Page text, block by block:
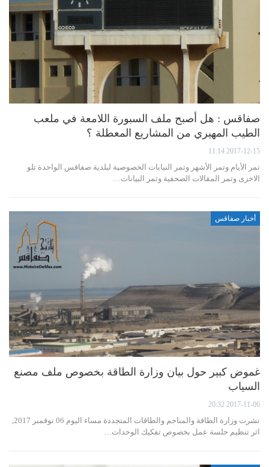
صفاقس : هل أصبح ملف السبورة اللامعة في ملعب
الطيب المهيري من المشاريع المعطلة ؟
2017-12-15 11:14
تمر الأيام وتمر الأشهر وتمر النيابات الخصوصية لبلدية صفاقس الواحدة تلو
الاخرى وتمر المقالات الصحفية وتمر البيانات…
أخبار صفاقس
غموض كبير حول بيان وزارة الطاقة بخصوص ملف مصنع
السياب
2017-11-06 20:32
نشرت وزارة الطاقة والمناجم والطاقات المتجددة مساء اليوم 06 نوفمبر 2017,
اثر تنظيم جلسة عمل بخصوص تفكيك الوحدات…